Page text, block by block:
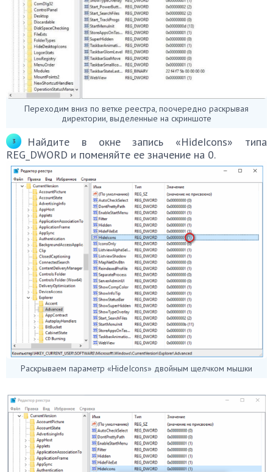
Переходим вниз по ветке реестра, поочередно раскрывая
директории, выделенные на скриншоте
Найдите в окне запись «HideIcons» типа
REG_DWORD и поменяйте ее значение на 0.
Раскрываем параметр «HideIcons» двойным щелчком мышки